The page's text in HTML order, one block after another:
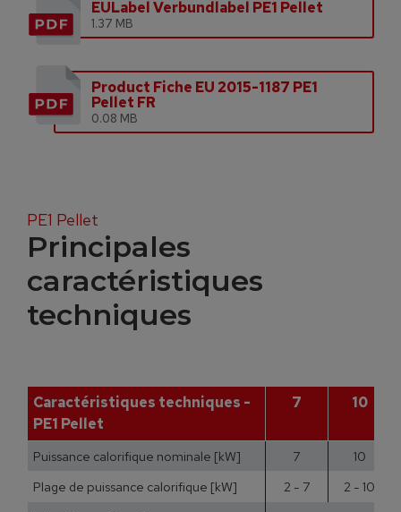
EULabel Verbundlabel PE1 Pellet
1.37 MB
Product Fiche EU 2015-1187 PE1
Pellet FR
0.08 MB
PE1 Pellet
Principales
caractéristiques
techniques
Caractéristiques techniques -
PE1 Pellet
7 10
Puissance calorifique nominale [kW] 7
10
Plage de puissance calorifique [kW]
2 - 7
2 - 10